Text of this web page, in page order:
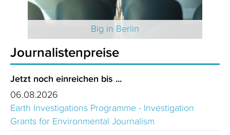
Big in Berlin
Journalistenpreise
Jetzt noch einreichen bis ...
06.08.2026
Earth Investigations Programme - Investigation
Grants for Environmental Journalism